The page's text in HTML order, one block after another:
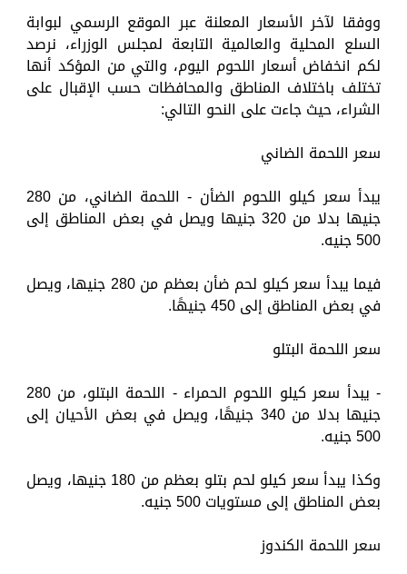
ووفقا لآخر الأسعار المعلنة عبر الموقع الرسمي لبوابة
السلع المحلية والعالمية التابعة لمجلس الوزراء، نرصد
لكم انخفاض أسعار اللحوم اليوم، والتي من المؤكد أنها
تختلف باختلاف المناطق والمحافظات حسب الإقبال على
الشراء، حيث جاءت على النحو التالي:
سعر اللحمة الضاني
يبدأ سعر كيلو اللحوم الضأن - اللحمة الضاني، من 280
جنيها بدلا من 320 جنيها ويصل في بعض المناطق إلى
500 جنيه.
فيما يبدأ سعر كيلو لحم ضأن بعظم من 280 جنيها، ويصل
في بعض المناطق إلى 450 جنيهًا.
سعر اللحمة البتلو
- يبدأ سعر كيلو اللحوم الحمراء - اللحمة البتلو، من 280
جنيها بدلا من 340 جنيهًا، ويصل في بعض الأحيان إلى
500 جنيه.
وكذا يبدأ سعر كيلو لحم بتلو بعظم من 180 جنيها، ويصل
بعض المناطق إلى مستويات 500 جنيه.
سعر اللحمة الكندوز